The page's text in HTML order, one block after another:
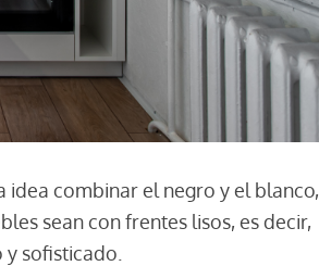
idea combinar el negro y el blanco,
sean con frentes lisos, es decir,
sofisticado.